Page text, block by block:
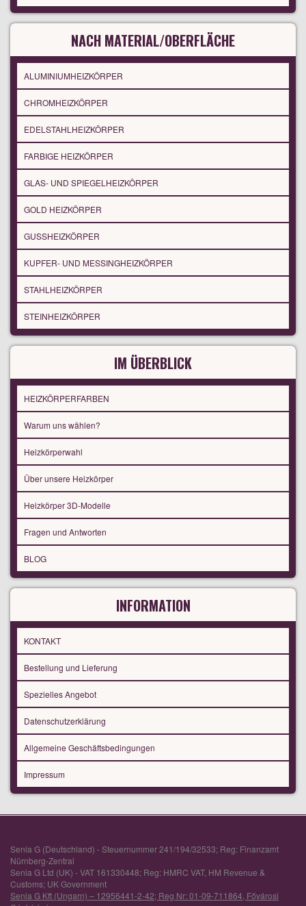
NACH MATERIAL/OBERFLÄCHE
ALUMINIUMHEIZKÖRPER
CHROMHEIZKÖRPER
EDELSTAHLHEIZKÖRPER
FARBIGE HEIZKÖRPER
GLAS- UND SPIEGELHEIZKÖRPER
GOLD HEIZKÖRPER
GUSSHEIZKÖRPER
KUPFER- UND MESSINGHEIZKÖRPER
STAHLHEIZKÖRPER
STEINHEIZKÖRPER
IM ÜBERBLICK
HEIZKÖRPERFARBEN
Warum uns wählen?
Heizkörperwahl
Über unsere Heizkörper
Heizkörper 3D-Modelle
Fragen und Antworten
BLOG
INFORMATION
KONTAKT
Bestellung und Lieferung
Spezielles Angebot
Datenschutzerklärung
Allgemeine Geschäftsbedingungen
Impressum
Senia G (Deutschland) - Steuernummer 241/194/32533; Reg: Finanzamt
Nürnberg-Zentral
Senia G Ltd (UK) - VAT 161330448; Reg: HMRC VAT, HM Revenue &
Customs; UK Government
Senia G Kft (Ungarn) – 12956441-2-42; Reg Nr: 01-09-711864, Fővárosi